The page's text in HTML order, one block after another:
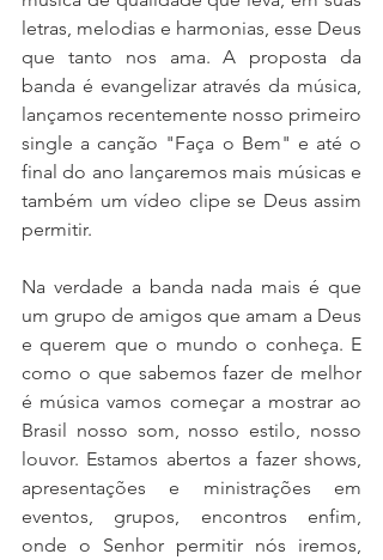
letras, melodias e harmonias, esse Deus
que tanto nos ama. A proposta da
banda é evangelizar através da música,
lançamos recentemente nosso primeiro
single a canção "Faça o Bem" e até o
final do ano lançaremos mais músicas e
também um vídeo clipe se Deus assim
permitir.
Na verdade a banda nada mais é que
um grupo de amigos que amam a Deus
e querem que o mundo o conheça. E
como o que sabemos fazer de melhor
é música vamos começar a mostrar ao
Brasil nosso som, nosso estilo, nosso
louvor. Estamos abertos a fazer shows,
apresentações e ministrações em
eventos, grupos, encontros enfim,
onde o Senhor permitir nós iremos,